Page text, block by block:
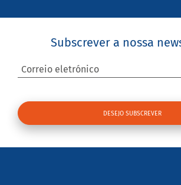
Subscrever a nossa
Correio eletrónico